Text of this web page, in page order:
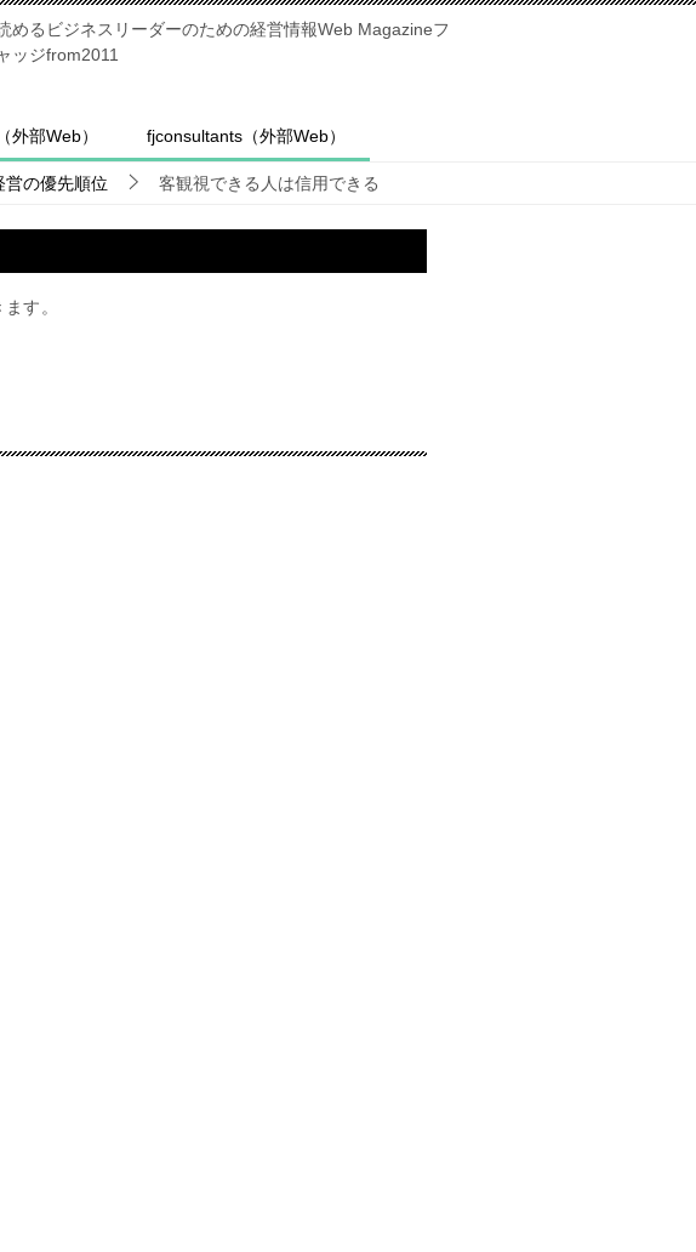
めるビジネスリーダーのための経営情報Web Magazineフ
ッジfrom2011
外部Web） fjconsultants（外部Web）
営の優先順位 客観視できる人は信用できる
す。